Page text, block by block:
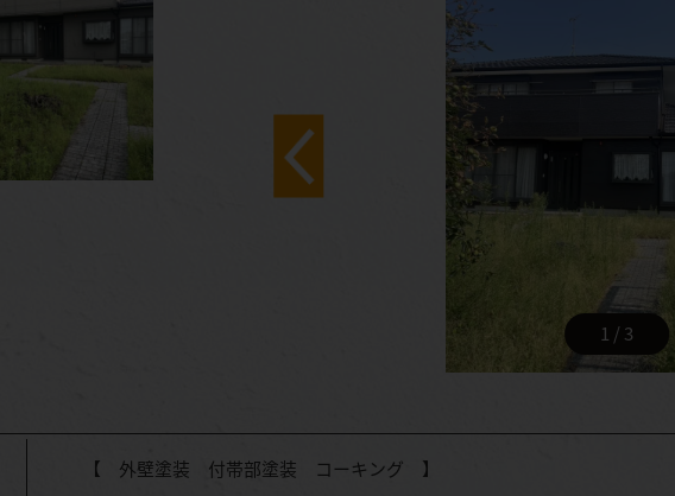
1 / 3
【 外壁塗装 付帯部塗装 コーキング 】